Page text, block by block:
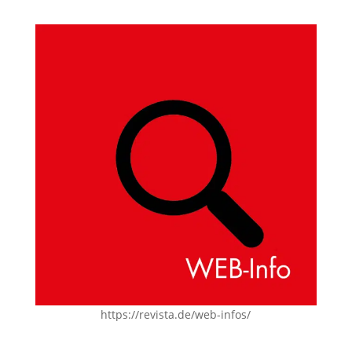
https://revista.de/web-infos/